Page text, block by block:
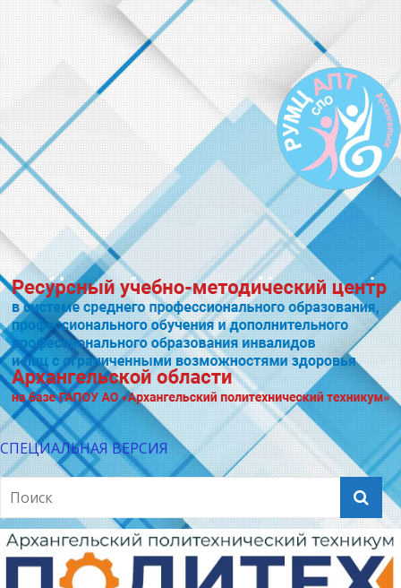
СПЕЦИАЛЬНАЯ ВЕРСИЯ